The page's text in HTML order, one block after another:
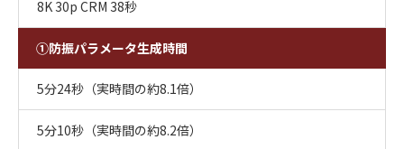
①防振パラメータ生成時間
5分24秒（実時間の約8.1倍）
8K 30p CRM 38秒
5分10秒（実時間の約8.2倍）